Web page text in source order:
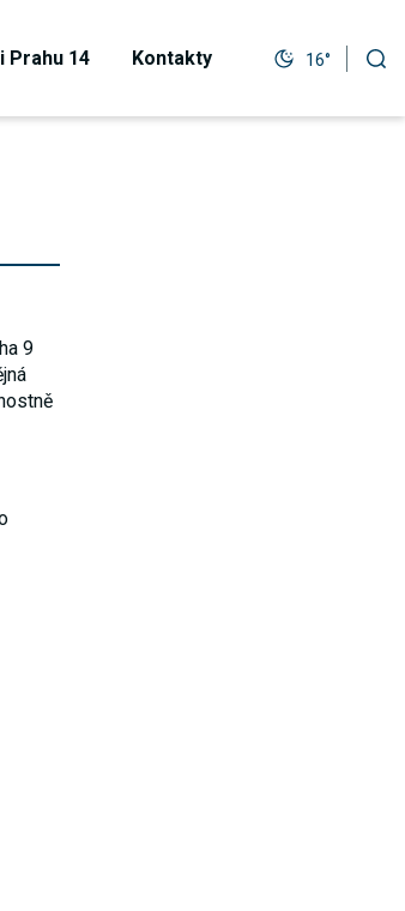
Prahu 14 Kontakty 16°
9